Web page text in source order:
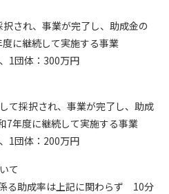
され、事業が完了し、助成金の
に継続して実施する事業
1団体：300万円
て採択され、事業が完了し、助成
7年度に継続して実施する事業
1団体：200万円
て
る助成率は上記に関わらず 10分